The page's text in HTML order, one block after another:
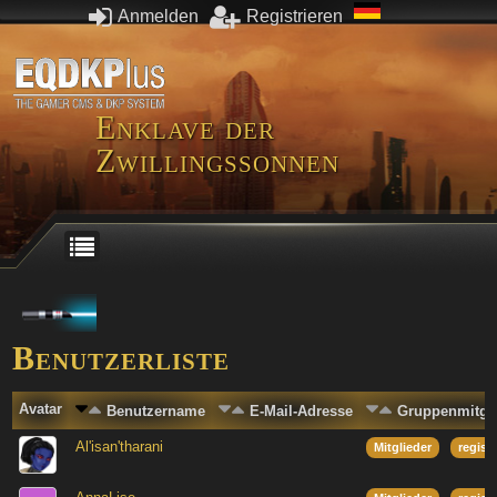
Anmelden Registrieren
Enklave der
Zwillingssonnen
Benutzerliste
Avatar Benutzername E-Mail-Adresse
Al'isan'tharani Mitglieder